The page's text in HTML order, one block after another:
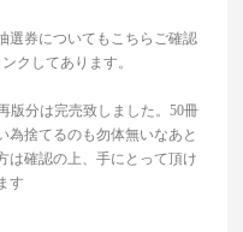
選券についてもこちらご確認
クしてあります。
版分は完売致しました。50冊
為捨てるのも勿体無いなあと
は確認の上、手にとって頂け
す